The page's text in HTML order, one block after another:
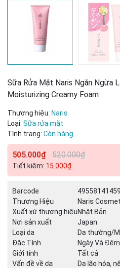
Sữa Rửa Mặt Naris Ngăn Ngừa
Moisturizing Creamy Foam
Thương hiệu: Naris
Loại: Sữa rửa mặt
Tình trạng: Còn hàng
505.000₫ 520.000₫
Tiết kiệm: 15.000₫
Barcode
Thương Hiệu
Naris
Xuất xứ thương hiệuNhật Bản
Nơi sản xuất
Japan
Loại da
Da thường/
Đặc Tính
Ngày Và Đêm
Giới tính
Tất cả
Vấn đề về da
Da lão hóa,
Ngày hết